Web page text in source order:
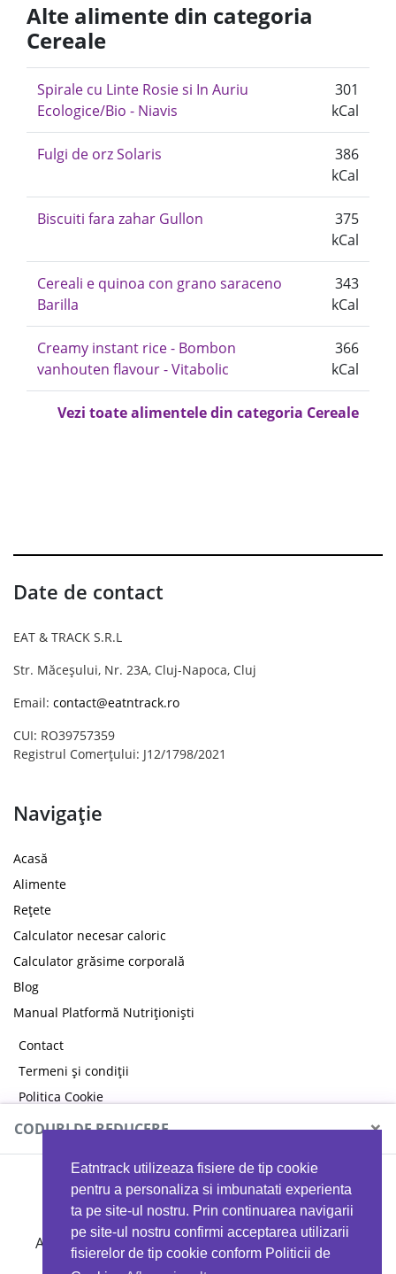
Eatntrack utilizeaza fisiere de tip cookie
pentru a personaliza si imbunatati experienta
ta pe site-ul nostru. Prin continuarea navigarii
pe site-ul nostru confirmi acceptarea utilizarii
fisierelor de tip cookie conform Politicii de
Alte alimente din categoria
Cereale
Spirale cu Linte Rosie si In Auriu
Ecologice/Bio - Niavis
301
kCal
Fulgi de orz Solaris
386
kCal
Biscuiti fara zahar Gullon
375
kCal
Cereali e quinoa con grano saraceno
Barilla
343
kCal
Creamy instant rice - Bombon
vanhouten flavour - Vitabolic
366
kCal
Vezi toate alimentele din categoria Cereale
Date de contact
EAT & TRACK S.R.L
Str. Măceșului, Nr. 23A, Cluj-Napoca, Cluj
Email: contact@eatntrack.ro
CUI: RO39757359
Registrul Comerțului: J12/1798/2021
Navigație
Acasă
Alimente
Rețete
Calculator necesar caloric
Calculator grăsime corporală
Blog
Manual Platformă Nutriționiști
Contact
Termeni și condiții
Politica Cookie
Politica de confidențialitate
CODURI DE REDUCERE ×
MYPROTEIN
Ai 40%reducere la orice comandă folosind codul
EATTRACK